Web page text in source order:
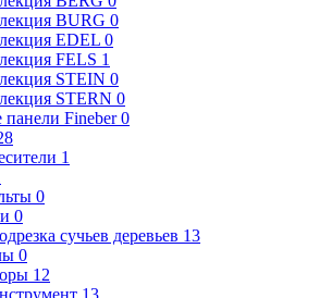
BURG 0
EDEL 0
FELS 1
STEIN 0
STERN 0
Fineber0
1
0
0
сучьев деревьев 13
0
12